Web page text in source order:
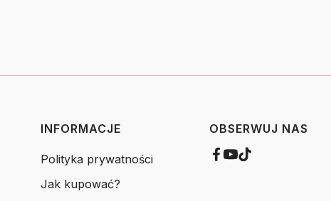
INFORMACJE
Polityka prywatności
Jak kupować?
OBSERWUJ NAS